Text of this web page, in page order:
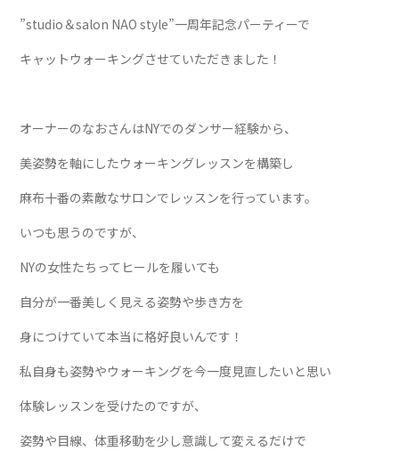
”studio＆salon NAO style”一周年記念パーティーで
キャットウォーキングさせていただきました！
オーナーのなおさんはNYでのダンサー経験から、
美姿勢を軸にしたウォーキングレッスンを構築し
麻布十番の素敵なサロンでレッスンを行っています。
いつも思うのですが、
NYの女性たちってヒールを履いても
自分が一番美しく見える姿勢や歩き方を
身につけていて本当に格好良いんです！
私自身も姿勢やウォーキングを今一度見直したいと思い
体験レッスンを受けたのですが、
姿勢や目線、体重移動を少し意識して変えるだけで